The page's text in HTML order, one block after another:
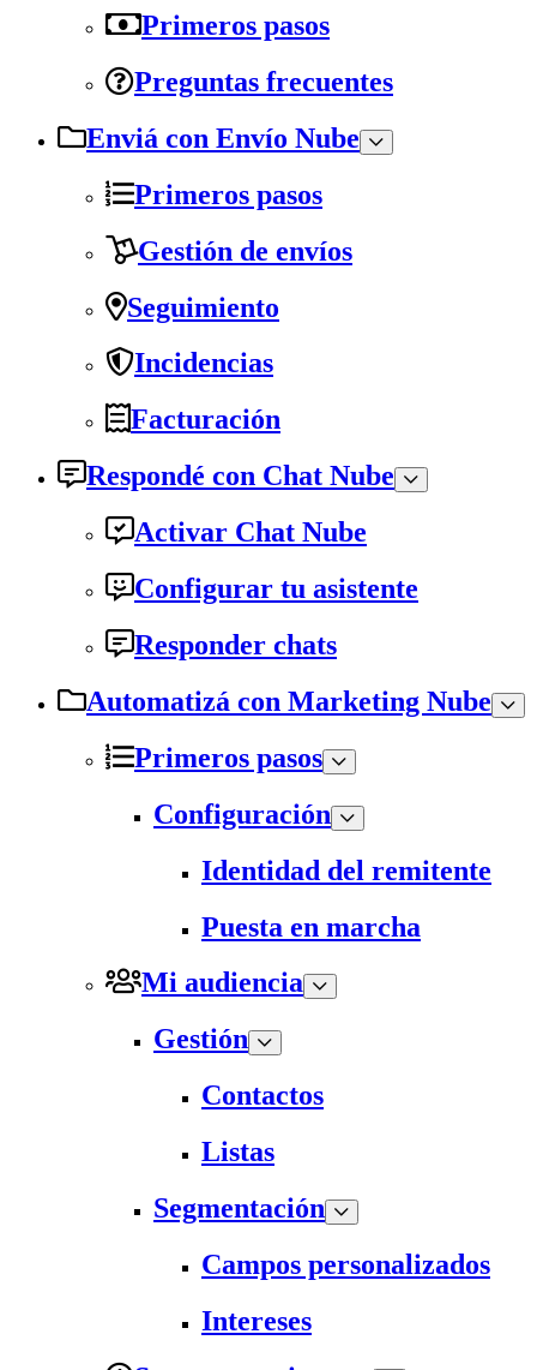
Primeros pasos
Preguntas frecuentes
Enviá con Envío Nube
Primeros pasos
Gestión de envíos
Seguimiento
Incidencias
Facturación
Respondé con Chat Nube
Activar Chat Nube
Configurar tu asistente
Responder chats
Automatizá con Marketing Nube
Primeros pasos
Configuración
Identidad del remitente
Puesta en marcha
Mi audiencia
Gestión
Contactos
Listas
Segmentación
Campos personalizados
Intereses